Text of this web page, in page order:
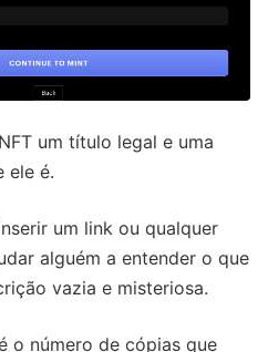
um título legal e uma
ele é.
um link ou qualquer
alguém a entender o que
vazia e misteriosa.
o número de cópias que